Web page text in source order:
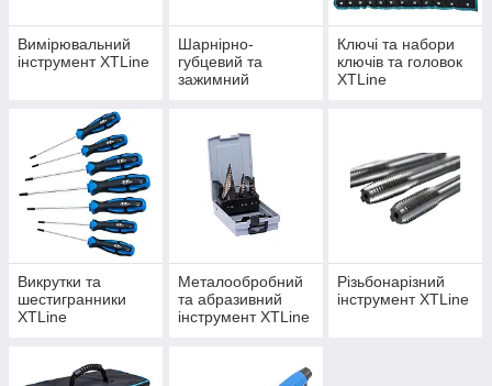
Вимірювальний
інструмент XTLine
Шарнірно-
губцевий та
зажимний
Ключі та набори
ключів та головок
XTLine
Викрутки та
шестигранники
XTLine
Металообробний
та абразивний
інструмент XTLine
Різьбонарізний
інструмент XTLine